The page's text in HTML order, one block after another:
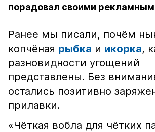
порадовал своими
Ранее мы писали, почём
копчёная рыбка и икорка,
разновидности угощений
представлены. Без
остались позитивно
прилавки.
«Чёткая вобла для чётких